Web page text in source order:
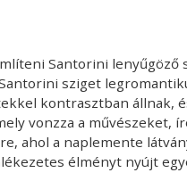
Santorini lenyűgöző
sziget
kontrasztban állnak,
vonzza a művészeket,
ahol a naplemente
élményt nyújt